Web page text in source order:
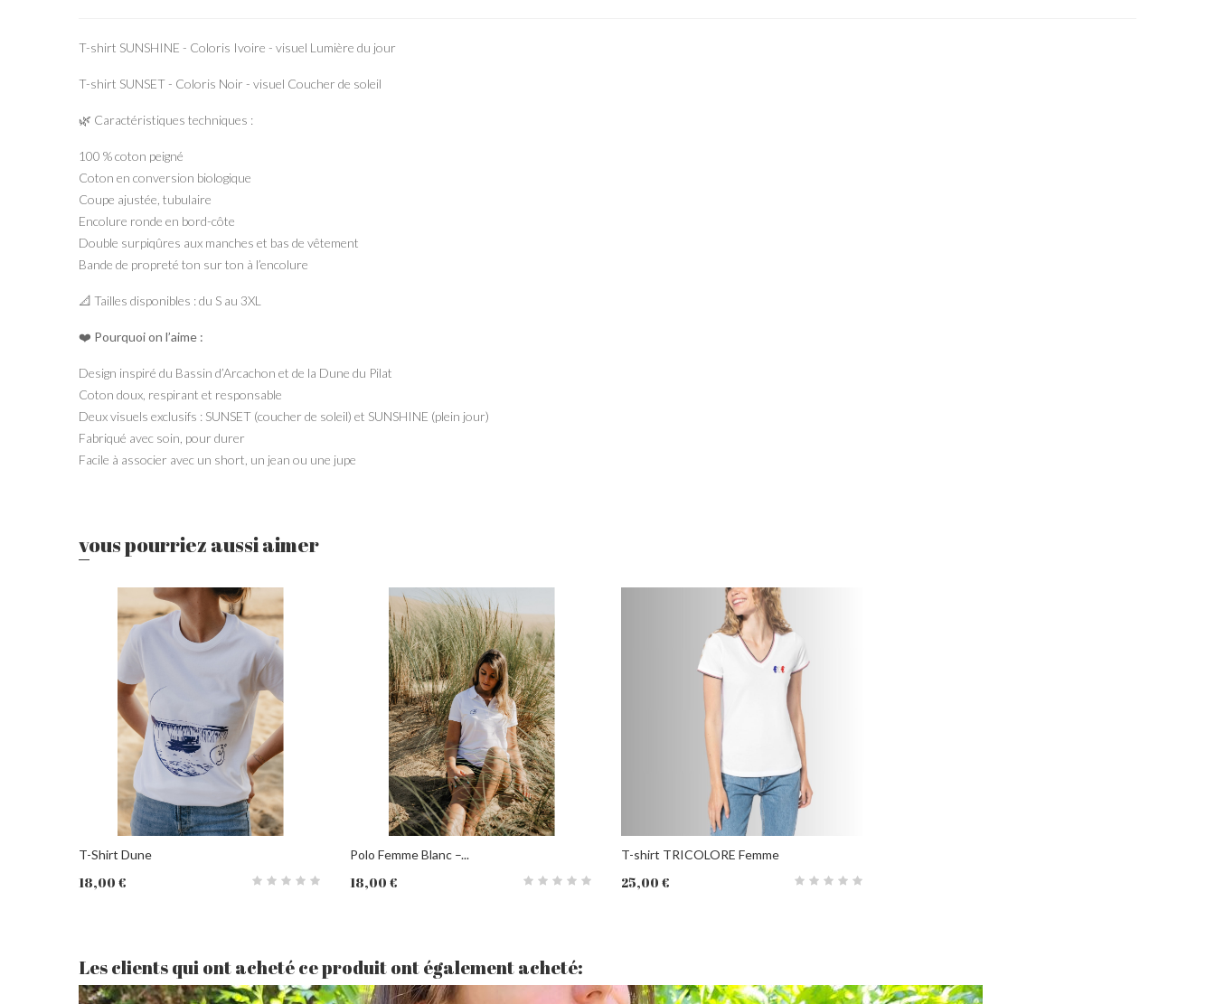
T-shirt SUNSHINE - Coloris Ivoire - visuel Lumière du jour
T-shirt SUNSET - Coloris Noir - visuel Coucher de soleil
🌿 Caractéristiques techniques :
100 % coton peigné
Coton en conversion biologique
Coupe ajustée, tubulaire
Encolure ronde en bord-côte
Double surpiqûres aux manches et bas de vêtement
Bande de propreté ton sur ton à l’encolure
📐 Tailles disponibles : du S au 3XL
❤️ Pourquoi on l’aime :
Design inspiré du Bassin d’Arcachon et de la Dune du Pilat
Coton doux, respirant et responsable
Deux visuels exclusifs : SUNSET (coucher de soleil) et SUNSHINE (plein jour)
Fabriqué avec soin, pour durer
Facile à associer avec un short, un jean ou une jupe
vous pourriez aussi aimer
T-Shirt Dune
18,00 €
Polo Femme Blanc –...
18,00 €
T-shirt TRICOLORE Femme
25,00 €
Les clients qui ont acheté ce produit ont également acheté: